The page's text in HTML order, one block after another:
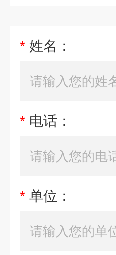
* 姓名：
* 电话：
* 单位：